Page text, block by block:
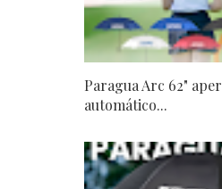
Paragua Arc 62"
automático...